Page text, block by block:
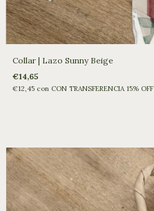
Collar | Lazo Sunny Beige
€14,65
€12,45 con CON TRANSFERENCIA 15% OFF